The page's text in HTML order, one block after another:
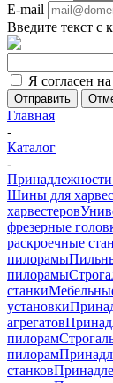
E-mail
Введите текст с
Я согласен на
Главная
-
Каталог
-
Принадлежности
Шины для
харвестеров
фрезерные
раскроечные
пилорамы
пилорамы
станки
установки
агрегатов
пилорам
пилорам
станков